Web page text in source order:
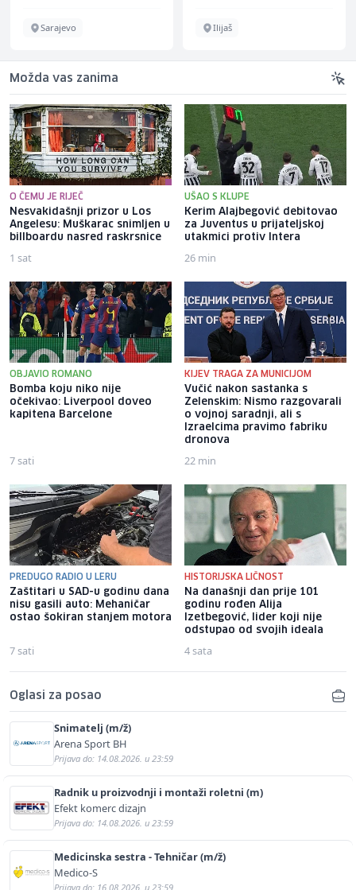
Sarajevo Ilijaš
Možda vas zanima
O ČEMU JE RIJEČ
Nesvakidašnji prizor u Los
Angelesu: Muškarac snimljen u
billboardu nasred raskrsnice
1 sat
UŠAO S KLUPE
Kerim Alajbegović debitovao
za Juventus u prijateljskoj
utakmici protiv Intera
26 min
OBJAVIO ROMANO
Bomba koju niko nije
očekivao: Liverpool doveo
kapitena Barcelone
7 sati
KIJEV TRAGA ZA MUNICIJOM
Vučić nakon sastanka s
Zelenskim: Nismo razgovarali
o vojnoj saradnji, ali s
Izraelcima pravimo fabriku
dronova
22 min
PREDUGO RADIO U LERU
Zaštitari u SAD-u godinu dana
nisu gasili auto: Mehaničar
ostao šokiran stanjem motora
7 sati
HISTORIJSKA LIČNOST
Na današnji dan prije 101
godinu rođen Alija
Izetbegović, lider koji nije
odstupao od svojih ideala
4 sata
Oglasi za posao
Snimatelj (m/ž)
Arena Sport BH
Prijava do: 14.08.2026. u 23:59
Radnik u proizvodnji i montaži roletni (m)
Efekt komerc dizajn
Prijava do: 14.08.2026. u 23:59
Medicinska sestra - Tehničar (m/ž)
Medico-S
Prijava do: 16.08.2026. u 23:59